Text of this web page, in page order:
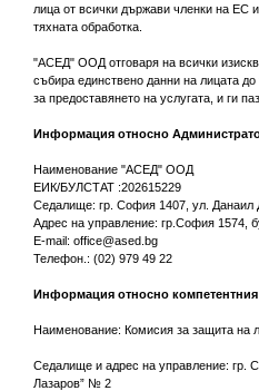
лица от всички държави членки на ЕС
тяхната обработка.
"АСЕД" ООД отговаря на всички
събира единствено данни на лицата
за предоставянето на услугата, и ги
Информация относно
Наименование "АСЕД" ООД
ЕИК/БУЛСТАТ :202615229
Седалище: гр. София 1407, ул. Данаил
Адрес на управление: гр.София 1574,
E-mail: office@ased.bg
Телефон.: (02) 979 49 22
Информация относно компетентния
Наименование: Комисия за защита на
Седалище и адрес на управление: гр.
Лазаров” № 2